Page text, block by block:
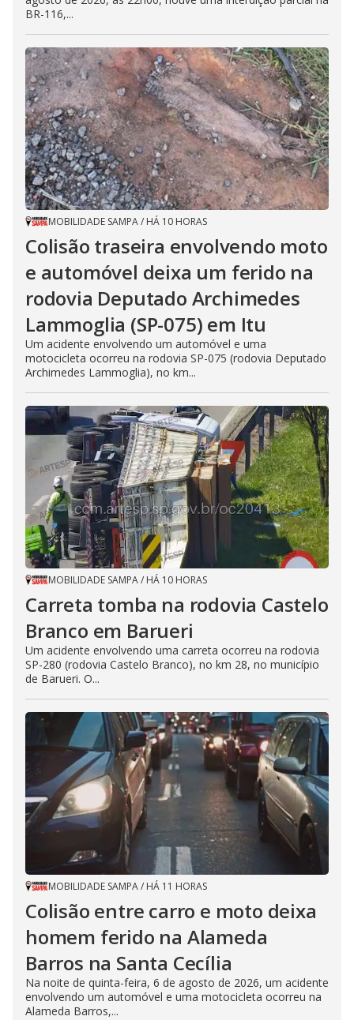
BR-116,...
MOBILIDADE SAMPA/ HÁ 10 HORAS
Colisão traseira envolvendo moto
e automóvel deixa um ferido na
rodovia Deputado Archimedes
Lammoglia (SP-075) em Itu
Um acidente envolvendo um automóvel e uma
motocicleta ocorreu na rodovia SP-075 (rodovia Deputado
Archimedes Lammoglia), no km...
MOBILIDADE SAMPA/ HÁ 10 HORAS
Carreta tomba na rodovia Castelo
Branco em Barueri
Um acidente envolvendo uma carreta ocorreu na rodovia
SP-280 (rodovia Castelo Branco), no km 28, no município
de Barueri. O...
MOBILIDADE SAMPA/ HÁ 11 HORAS
Colisão entre carro e moto deixa
homem ferido na Alameda
Barros na Santa Cecília
Na noite de quinta-feira, 6 de agosto de 2026, um acidente
envolvendo um automóvel e uma motocicleta ocorreu na
Alameda Barros,...